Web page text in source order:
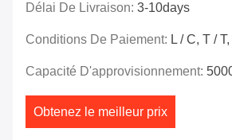
Délai De Livraison: 3-10days
Conditions De Paiement: L / C, T /
Capacité D'approvisionnement:
Obtenez le meilleur prix